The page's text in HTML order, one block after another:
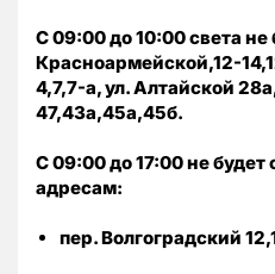
С 09:00 до 10:00 света не
Красноармейской,12-
4,7,7-а, ул. Алтайской
47,43а,45а,45б.
С 09:00 до 17:00 не
адресам:
пер. Волгоградский